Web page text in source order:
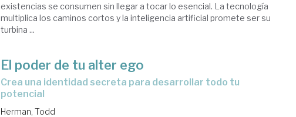
existencias se consumen sin llegar a tocar lo esencial. La tecnología
multiplica los caminos cortos y la inteligencia artificial promete ser su
turbina ...
El poder de tu alter ego
Crea una identidad secreta para desarrollar todo tu
potencial
Herman, Todd